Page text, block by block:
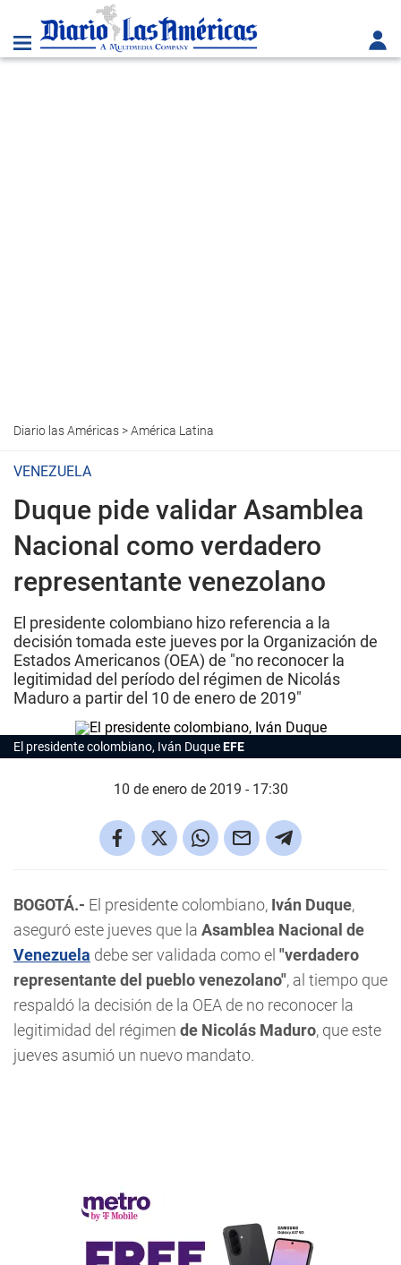
Diario las Américas>América Latina
VENEZUELA
Duque pide validar Asamblea
Nacional como verdadero
representante venezolano
El presidente colombiano hizo referencia a la
decisión tomada este jueves por la Organización de
Estados Americanos (OEA) de "no reconocer la
legitimidad del período del régimen de Nicolás
Maduro a partir del 10 de enero de 2019"
El presidente colombiano, Iván DuqueEFE
10 de enero de 2019 - 17:30
BOGOTÁ.- El presidente colombiano, Iván Duque,
aseguró este jueves que la Asamblea Nacional de
Venezuela debe ser validada como el "verdadero
representante del pueblo venezolano", al tiempo que
respaldó la decisión de la OEA de no reconocer la
legitimidad del régimen de Nicolás Maduro, que este
jueves asumió un nuevo mandato.